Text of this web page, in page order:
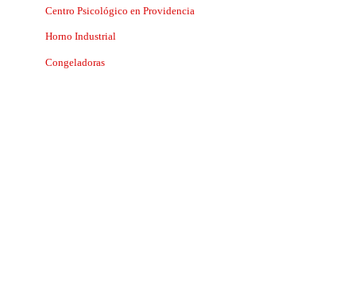
Centro Psicológico en Providencia
Horno Industrial
Congeladoras